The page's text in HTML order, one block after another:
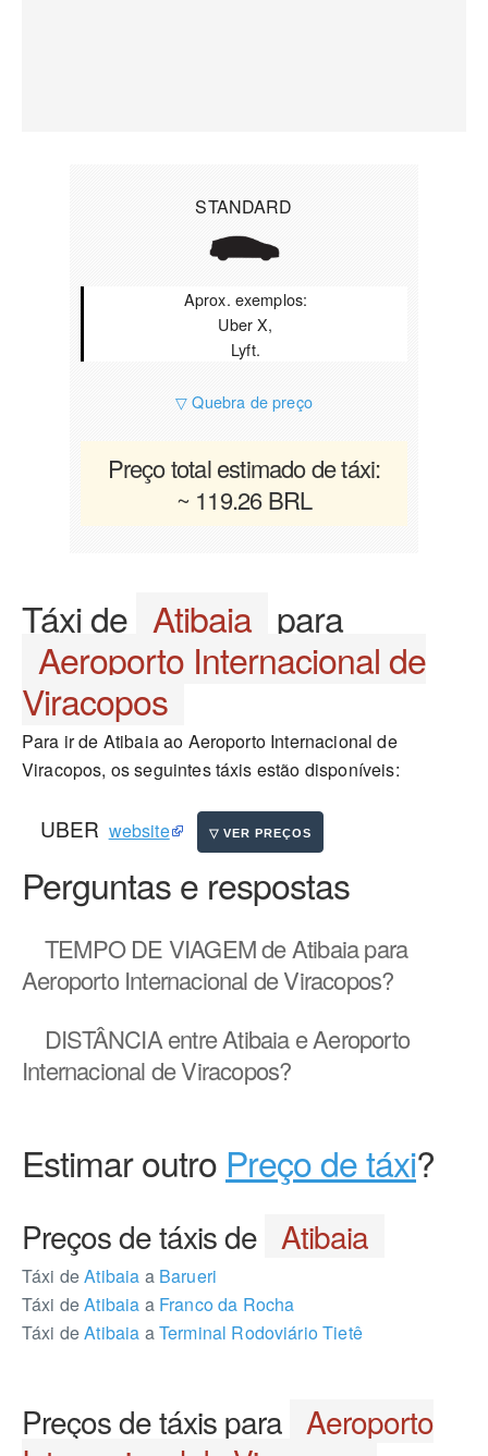
STANDARD
Aprox. exemplos:
Uber X,
Lyft.
▽ Quebra de preço
Preço total estimado de táxi:
~ 119.26 BRL
Táxi de Atibaia para
Aeroporto Internacional de
Viracopos
Para ir de Atibaia ao Aeroporto Internacional de
Viracopos, os seguintes táxis estão disponíveis:
UBER website
Perguntas e respostas
TEMPO DE VIAGEMde Atibaia para
Aeroporto Internacional de Viracopos?
DISTÂNCIAentre Atibaia e Aeroporto
Internacional de Viracopos?
Estimar outro Preço de táxi?
Preços de táxis de Atibaia
Táxi deAtibaia aBarueri
Táxi deAtibaia aFranco da Rocha
Táxi deAtibaia aTerminal Rodoviário Tietê
Preços de táxis para Aeroporto